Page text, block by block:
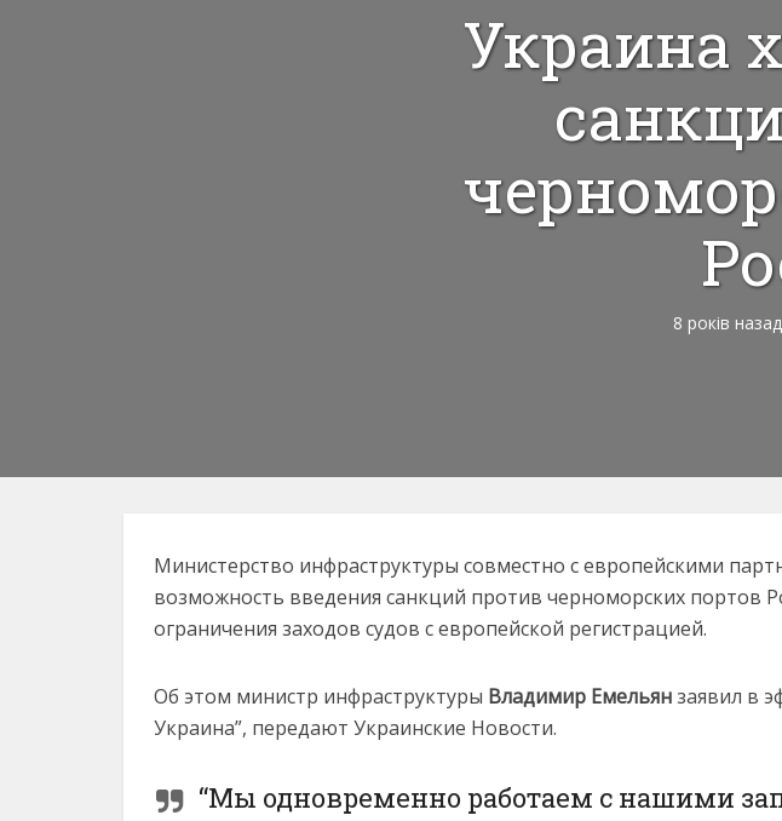
Украина
8 років назад
Министерство инфраструктуры совместно с европейскими
возможность введения санкций против черноморских портов
ограничения заходов судов с европейской регистрацией.
Об этом министр инфраструктуры Владимир Емельянзаявил в
Украина”, передают Украинские Новости.
“Мы одновременно работаем с нашими